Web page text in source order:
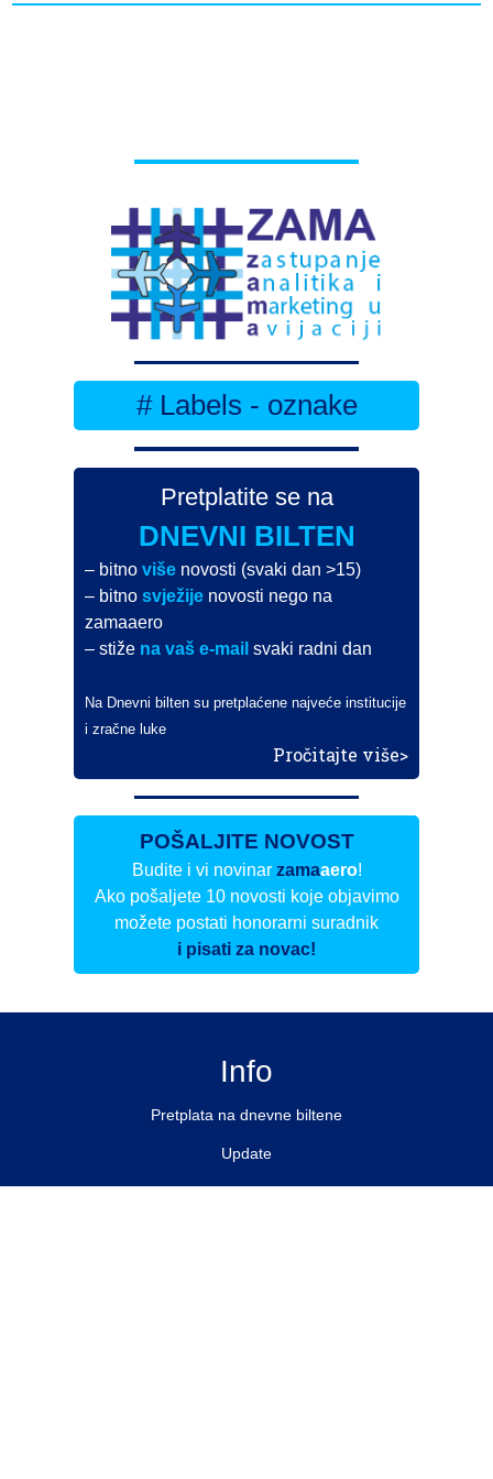
# Labels - oznake
Pretplatite se na
DNEVNI BILTEN
– bitnoviše novosti (svaki dan >15)
– bitnosvježije novosti nego na
zamaaero
– stiže na vaš e-mail svaki radni dan
Na Dnevni bilten su pretplaćene najveće institucije
i zračne luke
Pročitajte više>
POŠALJITE NOVOST
Budite i vi novinar zamaaero!
Ako pošaljete 10 novosti koje objavimo
možete postati honorarni suradnik
i pisati za novac!
Info
Pretplata na dnevne biltene
Update
O nama